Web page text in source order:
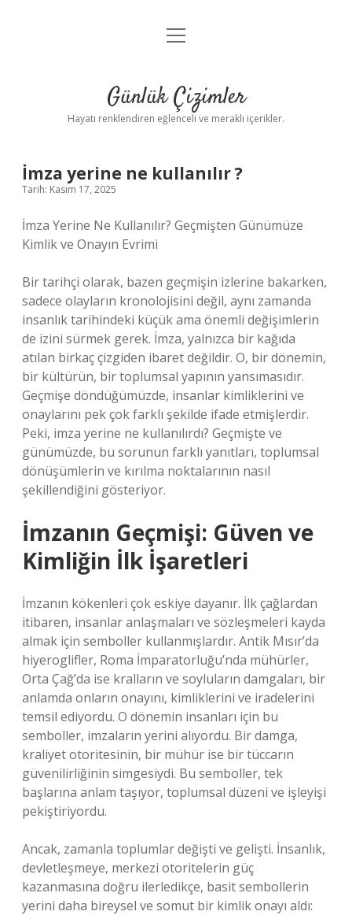
Anasayfa
Yasal Uyarı
menüyü
Günlük Çizimler
Hayatı renklendiren eğlenceli ve meraklı içerikler.
İmza yerine ne kullanılır ?
Tarih: Kasım 17, 2025
İmza Yerine Ne Kullanılır? Geçmişten Günümüze
Kimlik ve Onayın Evrimi
Bir tarihçi olarak, bazen geçmişin izlerine bakarken,
sadece olayların kronolojisini değil, aynı zamanda
insanlık tarihindeki küçük ama önemli değişimlerin
de izini sürmek gerek. İmza, yalnızca bir kağıda
atılan birkaç çizgiden ibaret değildir. O, bir dönemin,
bir kültürün, bir toplumsal yapının yansımasıdır.
Geçmişe döndüğümüzde, insanlar kimliklerini ve
onaylarını pek çok farklı şekilde ifade etmişlerdir.
Peki, imza yerine ne kullanılırdı? Geçmişte ve
günümüzde, bu sorunun farklı yanıtları, toplumsal
dönüşümlerin ve kırılma noktalarının nasıl
şekillendiğini gösteriyor.
İmzanın Geçmişi: Güven ve
Kimliğin İlk İşaretleri
İmzanın kökenleri çok eskiye dayanır. İlk çağlardan
itibaren, insanlar anlaşmaları ve sözleşmeleri kayda
almak için semboller kullanmışlardır. Antik Mısır’da
hiyeroglifler, Roma İmparatorluğu’nda mühürler,
Orta Çağ’da ise kralların ve soyluların damgaları, bir
anlamda onların onayını, kimliklerini ve iradelerini
temsil ediyordu. O dönemin insanları için bu
semboller, imzaların yerini alıyordu. Bir damga,
kraliyet otoritesinin, bir mühür ise bir tüccarın
güvenilirliğinin simgesiydi. Bu semboller, tek
başlarına anlam taşıyor, toplumsal düzeni ve işleyişi
pekiştiriyordu.
Ancak, zamanla toplumlar değişti ve gelişti. İnsanlık,
devletleşmeye, merkezi otoritelerin güç
kazanmasına doğru ilerledikçe, basit sembollerin
yerini daha bireysel ve somut bir kimlik onayı aldı: